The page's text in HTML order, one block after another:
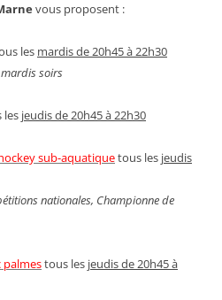
vous proposent :
les mardis de 20h45 à 22h30
soirs
les jeudis de 20h45 à 22h30
sub-aquatiquetous les jeudis
nationales, Championne de
palmestous les jeudis de 20h45 à